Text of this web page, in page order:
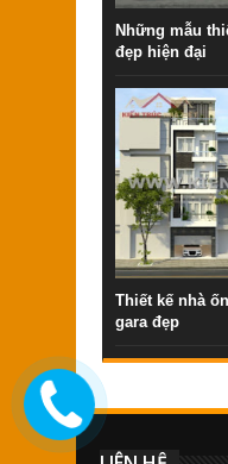
Những mẫu
đẹp hiện đại
Thiết kế nhà
gara đẹp